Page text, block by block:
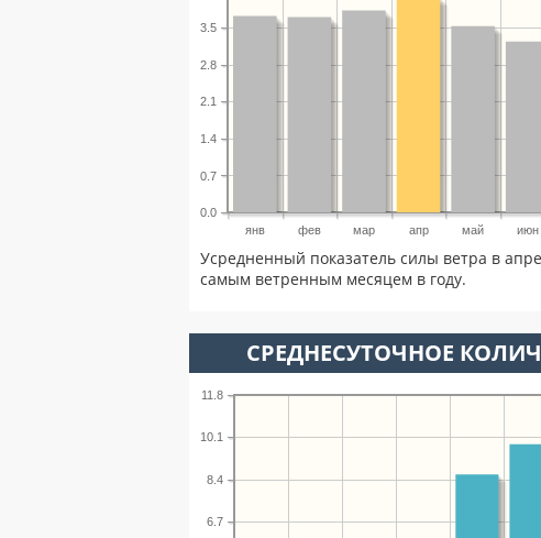
янв фев мар апр май июн
0.0
0.7
1.4
2.1
2.8
3.5
Усредненный показатель силы ветра в
самым ветренным месяцем в году.
СРЕДНЕСУТОЧНОЕ
6.7
8.4
10.1
11.8